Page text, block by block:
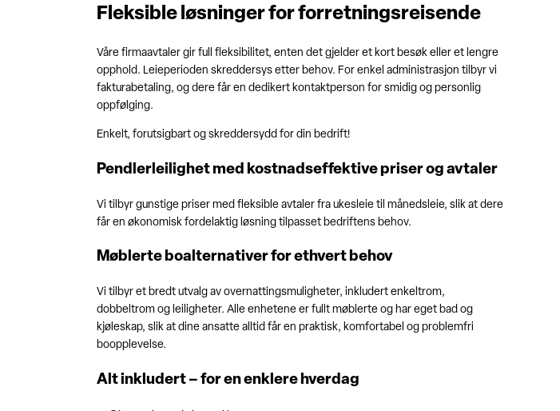
Fleksible løsninger for forretningsreisende
Våre firmaavtaler gir full fleksibilitet, enten det gjelder et kort besøk eller et lengre
opphold. Leieperioden skreddersys etter behov. For enkel administrasjon tilbyr vi
fakturabetaling, og dere får en dedikert kontaktperson for smidig og personlig
oppfølging.
Enkelt, forutsigbart og skreddersydd for din bedrift!
Pendlerleilighet med kostnadseffektive priser og avtaler
Vi tilbyr gunstige priser med fleksible avtaler fra ukesleie til månedsleie, slik at dere
får en økonomisk fordelaktig løsning tilpasset bedriftens behov.
Møblerte boalternativer for ethvert behov
Vi tilbyr et bredt utvalg av overnattingsmuligheter, inkludert enkeltrom,
dobbeltrom og leiligheter. Alle enhetene er fullt møblerte og har eget bad og
kjøleskap, slik at dine ansatte alltid får en praktisk, komfortabel og problemfri
boopplevelse.
Alt inkludert – for en enklere hverdag